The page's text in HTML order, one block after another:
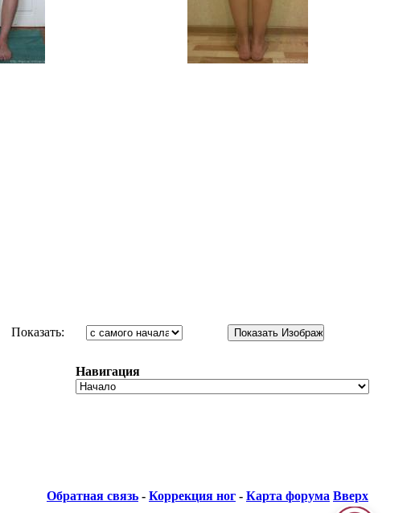
Показать:
Навигация
Обратная связь - Коррекция ног - Карта форума Вверх